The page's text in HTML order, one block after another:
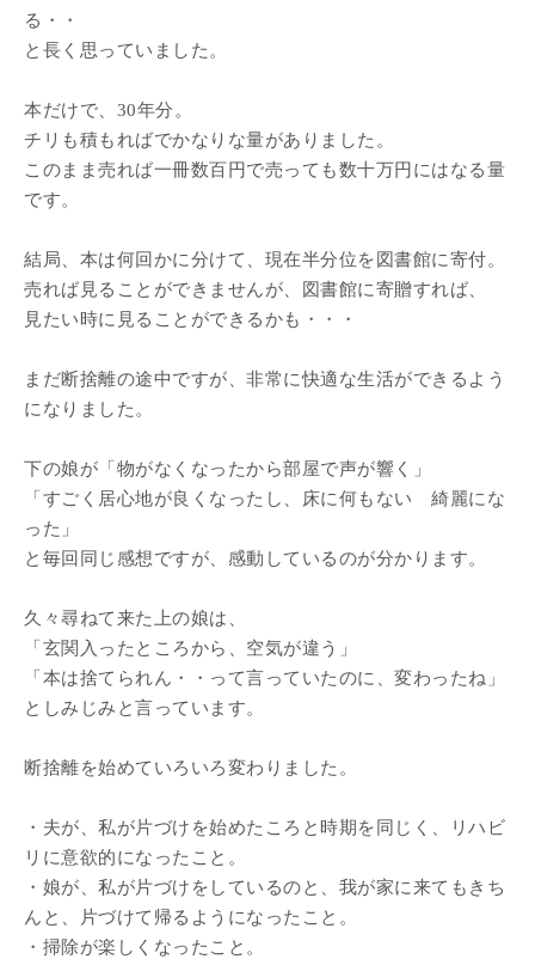
る・・
と長く思っていました。
本だけで、30年分。
チリも積もればでかなりな量がありました。
このまま売れば一冊数百円で売っても数十万円にはなる量
です。
結局、本は何回かに分けて、現在半分位を図書館に寄付。
売れば見ることができませんが、図書館に寄贈すれば、
見たい時に見ることができるかも・・・
まだ断捨離の途中ですが、非常に快適な生活ができるよう
になりました。
下の娘が「物がなくなったから部屋で声が響く」
「すごく居心地が良くなったし、床に何もない 綺麗にな
った」
と毎回同じ感想ですが、感動しているのが分かります。
久々尋ねて来た上の娘は、
「玄関入ったところから、空気が違う」
「本は捨てられん・・って言っていたのに、変わったね」
としみじみと言っています。
断捨離を始めていろいろ変わりました。
・夫が、私が片づけを始めたころと時期を同じく、リハビ
リに意欲的になったこと。
・娘が、私が片づけをしているのと、我が家に来てもきち
んと、片づけて帰るようになったこと。
・掃除が楽しくなったこと。